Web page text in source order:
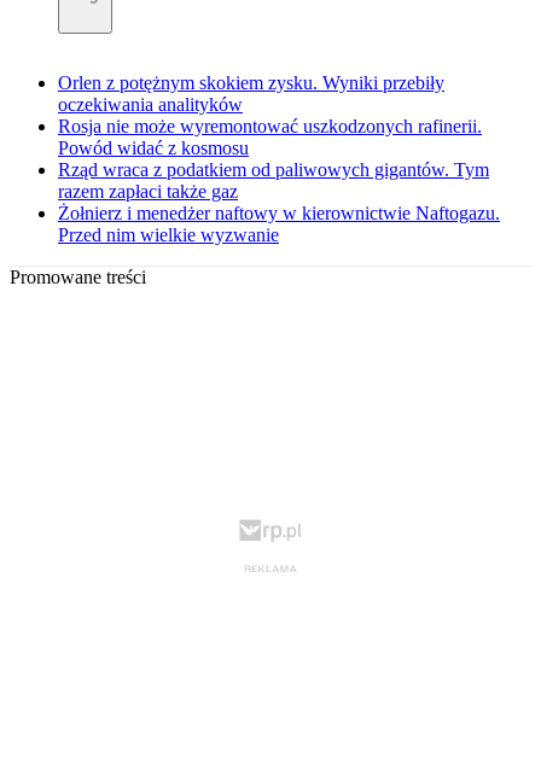
Orlen z potężnym skokiem zysku. Wyniki przebiły
oczekiwania analityków
Rosja nie może wyremontować uszkodzonych rafinerii.
Powód widać z kosmosu
Rząd wraca z podatkiem od paliwowych gigantów. Tym
razem zapłaci także gaz
Żołnierz i menedżer naftowy w kierownictwie Naftogazu.
Przed nim wielkie wyzwanie
Promowane treści